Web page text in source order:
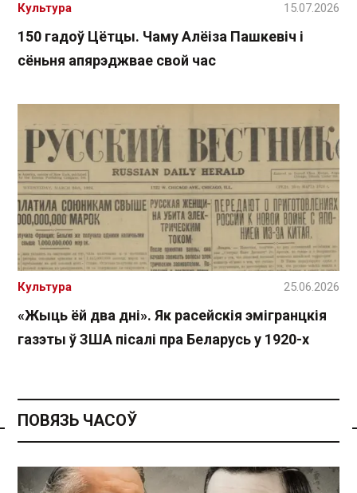
Спасылка без VPN
150 гадоў Цётцы. Чаму Алёіза Пашкевіч і
сёньня апярэджвае свой час
Культура 15.07.2026
«Жыць ёй два дні». Як расейскія эмігранцкія
газэты ў ЗША пісалі пра Беларусь у 1920-х
Культура 25.06.2026
ПОВЯЗЬ ЧАСОЎ